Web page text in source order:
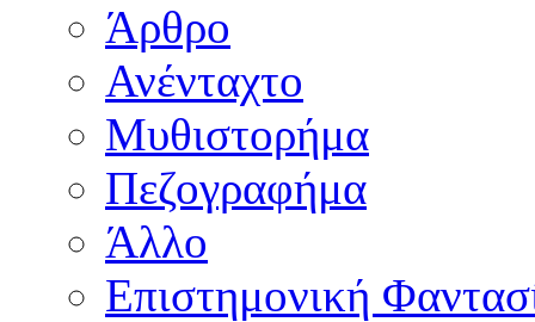
Άρθρο
Ανένταχτο
Μυθιστορήμα
Πεζογραφήμα
Άλλο
Επιστημονική